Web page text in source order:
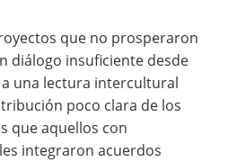
que no prosperaron
diálogo insuficiente desde
una lectura intercultural
poco clara de los
que aquellos con
integraron acuerdos